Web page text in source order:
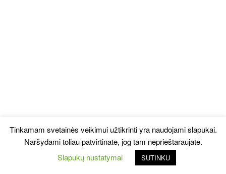
Tinkamam svetainės veikimui užtikrinti yra naudojami slapukai.
Naršydami toliau patvirtinate, jog tam neprieštaraujate.
Slapukų nustatymai
SUTINKU